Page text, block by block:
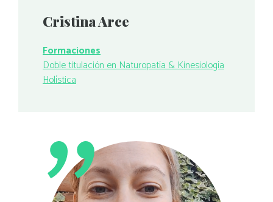
Cristina Arce
Formaciones
Doble titulación en Naturopatía & Kinesiología
Holística